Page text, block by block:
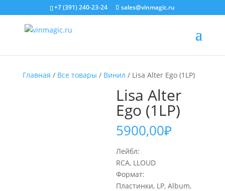
+7 (391) 240-23-24 sales@vinmagic.ru
Главная / Все товары / Винил / Lisa Alter Ego (1LP)
Lisa Alter
Ego (1LP)
5900,00₽
Лейбл:
RCA, LLOUD
Формат:
Пластинки, LP, Album,